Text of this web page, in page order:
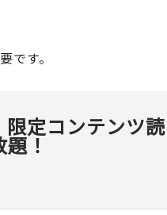
です。
定コンテンツ読
題！